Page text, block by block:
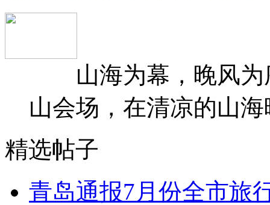
山海为幕，晚风为
山会场，在清凉的山
精选帖子
青岛通报7月份全市旅